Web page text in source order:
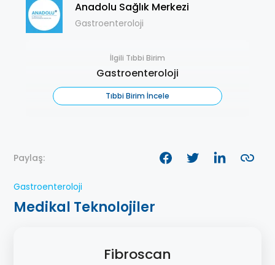
Anadolu Sağlık Merkezi
Gastroenteroloji
İlgili Tıbbi Birim
Gastroenteroloji
Tıbbi Birim İncele
Paylaş:
Gastroenteroloji
Medikal Teknolojiler
Fibroscan